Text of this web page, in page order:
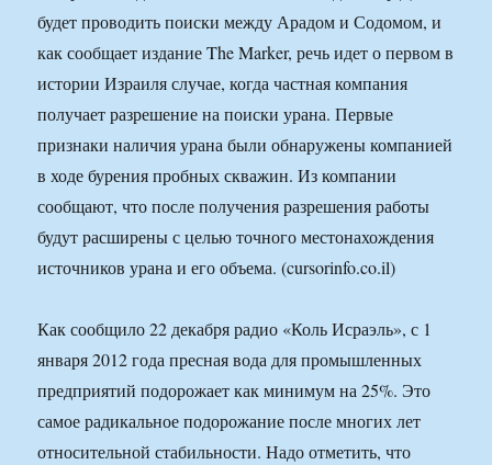
будет проводить поиски между Арадом и Содомом, и
как сообщает издание The Marker, речь идет о первом в
истории Израиля случае, когда частная компания
получает разрешение на поиски урана. Первые
признаки наличия урана были обнаружены компанией
в ходе бурения пробных скважин. Из компании
сообщают, что после получения разрешения работы
будут расширены с целью точного местонахождения
источников урана и его объема. (cursorinfo.co.il)
Как сообщило 22 декабря радио «Коль Исраэль», с 1
января 2012 года пресная вода для промышленных
предприятий подорожает как минимум на 25%. Это
самое радикальное подорожание после многих лет
относительной стабильности. Надо отметить, что